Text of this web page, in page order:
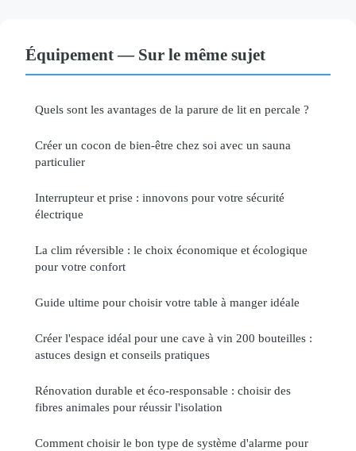
Équipement — Sur le même sujet
Quels sont les avantages de la parure de lit en percale ?
Créer un cocon de bien-être chez soi avec un sauna
particulier
Interrupteur et prise : innovons pour votre sécurité
électrique
La clim réversible : le choix économique et écologique
pour votre confort
Guide ultime pour choisir votre table à manger idéale
Créer l'espace idéal pour une cave à vin 200 bouteilles :
astuces design et conseils pratiques
Rénovation durable et éco-responsable : choisir des
fibres animales pour réussir l'isolation
Comment choisir le bon type de système d'alarme pour